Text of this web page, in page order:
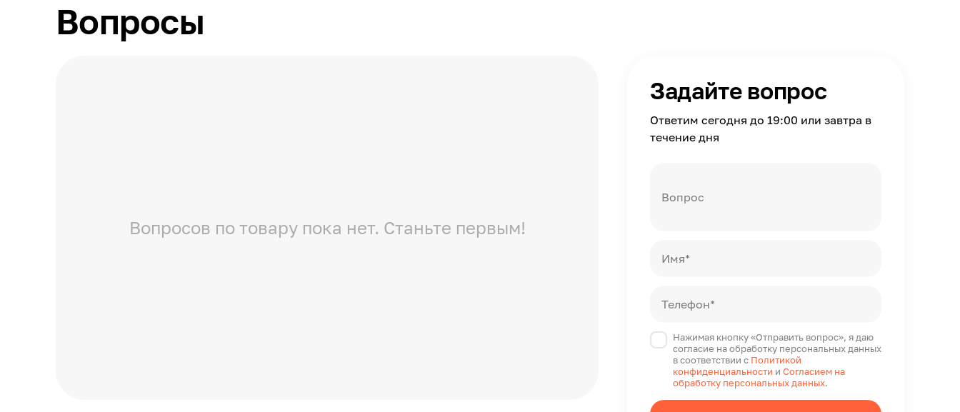
Вопросы
Вопросов по товару пока нет. Станьте первым!
Задайте вопрос
Ответим сегодня до 19:00 или завтра в
течение дня
Вопрос
Имя*
Телефон*
Нажимая кнопку «Отправить вопрос», я даю
согласие на обработку персональных данных
в соответствии с Политикой
конфиденциальности и Согласием на
обработку персональных данных.